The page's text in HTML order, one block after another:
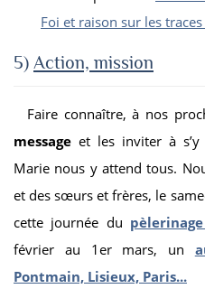
Foi et raison sur les
5) Action, mission
Faire connaître, à nos
message et les inviter à
Marie nous y attend tous.
et des sœurs et frères, le
cette journée du
février au 1er mars, un
Pontmain, Lisieux, Paris...